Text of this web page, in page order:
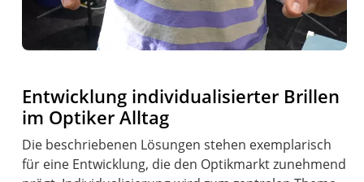
Entwicklung individualisierter Brillen
im Optiker Alltag
Die beschriebenen Lösungen stehen exemplarisch
für eine Entwicklung, die den Optikmarkt zunehmend